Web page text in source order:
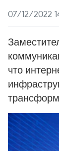
07/12/2022
что